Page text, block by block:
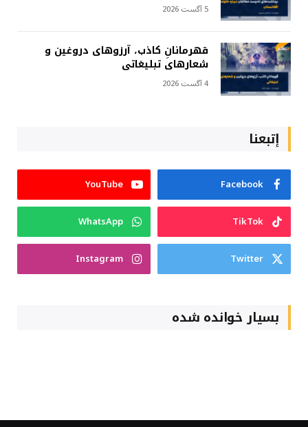
5 آگست 2026
قهرمانانِ کاذب، آرزوهای دروغین و
شعارهای تبلیغاتی
4 آگست 2026
إتبعنا
Facebook
YouTube
TikTok
WhatsApp
Twitter
Instagram
بسیار خوانده شده